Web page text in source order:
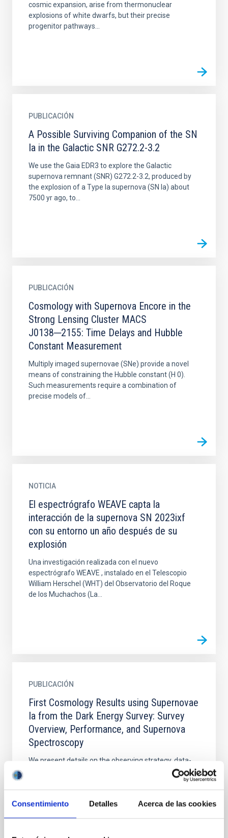
Consentimiento Detalles Acerca de las cookies
cosmic expansion, arise from thermonuclear
explosions of white dwarfs, but their precise
progenitor pathways...
PUBLICACIÓN
A Possible Surviving Companion of the SN
Ia in the Galactic SNR G272.2-3.2
We use the Gaia EDR3 to explore the Galactic
supernova remnant (SNR) G272.2-3.2, produced by
the explosion of a Type Ia supernova (SN Ia) about
7500 yr ago, to...
PUBLICACIÓN
Cosmology with Supernova Encore in the
Strong Lensing Cluster MACS
J0138─2155: Time Delays and Hubble
Constant Measurement
Multiply imaged supernovae (SNe) provide a novel
means of constraining the Hubble constant (H 0).
Such measurements require a combination of
precise models of...
NOTICIA
El espectrógrafo WEAVE capta la
interacción de la supernova SN 2023ixf
con su entorno un año después de su
explosión
Una investigación realizada con el nuevo
espectrógrafo WEAVE , instalado en el Telescopio
William Herschel (WHT) del Observatorio del Roque
de los Muchachos (La...
PUBLICACIÓN
First Cosmology Results using Supernovae
Ia from the Dark Energy Survey: Survey
Overview, Performance, and Supernova
Spectroscopy
We present details on the observing strategy, data-
processing techniques, and spectroscopic targeting
algorithms for the first three years of operation for
the...